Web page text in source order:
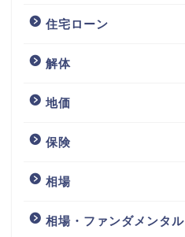
住宅ローン
解体
地価
保険
相場
相場・ファンダメンタル